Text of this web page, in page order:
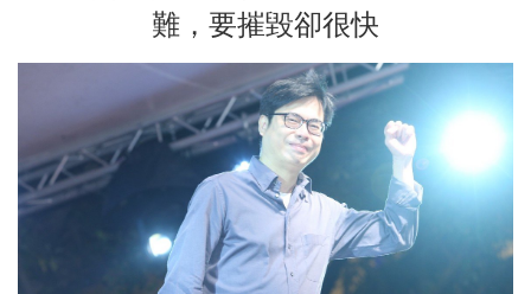
難，要摧毀卻很快